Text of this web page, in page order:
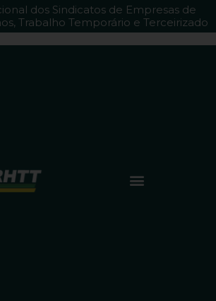
dos Sindicatos de Empresas de
Trabalho Temporário e Terceirizado